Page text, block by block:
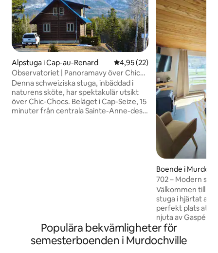
Alpstuga i Cap-au-Renard 4,95 av 5 i genomsnittligt
4,95 (22)
Observatoriet | Panoramavy över Chics-
Chocs
Denna schweiziska stuga, inbäddad i
naturens sköte, har spektakulär utsikt
över Chic-Chocs. Beläget i Cap-Seize, 15
minuter från centrala Sainte-Anne-des-
Boende i
702 – Modern
vandring och
Välkommen till
stuga i hjärtat av
perfekt plats att
njuta av Gaspébergen. 702
stenkast från
vandringsleder,
bekvämligheter
Populära bekvämligheter för
semesterboenden i Murdochville